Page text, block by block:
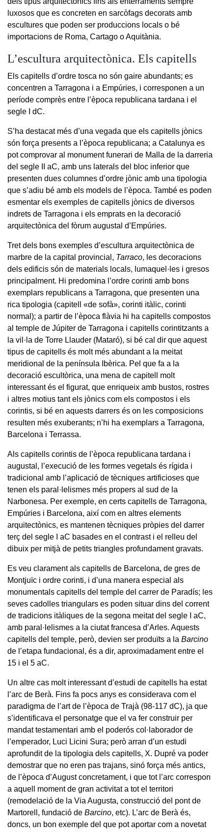
luxosos que es concreten en sarcòfags decorats amb
escultures que poden ser produccions locals o bé
importacions de Roma, Cartago o Aquitània.
L’escultura arquitectònica. Els capitells
Els capitells d’ordre tosca no són gaire abundants; es
concentren a Tarragona i a Empúries, i corresponen a un
període comprès entre l’època republicana tardana i el
segle I dC.
S’ha destacat més d’una vegada que els capitells jònics
són força presents a l’època republicana; a Catalunya es
pot comprovar al monument funerari de Malla de la darreria
del segle II aC, amb uns laterals del bloc inferior que
presenten dues columnes d’ordre jònic amb una tipologia
que s’adiu bé amb els models de l’època. També es poden
esmentar els exemples de capitells jònics de diversos
indrets de Tarragona i els emprats en la decoració
arquitectònica del fòrum augustal d’Empúries.
Tret dels bons exemples d’escultura arquitectònica de
marbre de la capital provincial, Tarraco, les decoracions
dels edificis són de materials locals, lumaquel·les i gresos
principalment. Hi predomina l’ordre corinti amb bons
exemplars republicans a Tarragona, que presenten una
rica tipologia (capitell «de sofà», corinti itàlic, corinti
normal); a partir de l’època flàvia hi ha capitells compostos
al temple de Júpiter de Tarragona i capitells corintitzants a
la vil·la de Torre Llauder (Mataró), si bé cal dir que aquest
tipus de capitells és molt més abundant a la meitat
meridional de la península Ibèrica. Pel que fa a la
decoració escultòrica, una mena de capitell molt
interessant és el figurat, que enriqueix amb bustos, rostres
i altres motius tant els jònics com els compostos i els
corintis, si bé en aquests darrers és on les composicions
resulten més exuberants; n’hi ha exemplars a Tarragona,
Barcelona i Terrassa.
Als capitells corintis de l’època republicana tardana i
augustal, l’execució de les formes vegetals és rígida i
tradicional amb l’aplicació de tècniques artificioses que
tenen els paral·lelismes més propers al sud de la
Narbonesa. Per exemple, en certs capitells de Tarragona,
Empúries i Barcelona, així com en altres elements
arquitectònics, es mantenen tècniques pròpies del darrer
terç del segle I aC basades en el contrast i el relleu del
dibuix per mitjà de petits triangles profundament gravats.
Es veu clarament als capitells de Barcelona, de gres de
Montjuïc i ordre corinti, i d’una manera especial als
monumentals capitells del temple del carrer de Paradís; les
seves cadolles triangulars es poden situar dins del corrent
de tradicions itàliques de la segona meitat del segle I aC,
amb paral·lelismes a la ciutat francesa d’Arles. Aquests
capitells del temple, però, devien ser produïts a la Barcino
de l’etapa fundacional, és a dir, aproximadament entre el
15 i el 5 aC.
Un altre cas molt interessant d’estudi de capitells ha estat
l’arc de Berà. Fins fa pocs anys es considerava com el
paradigma de l’art de l’època de Trajà (98-117 dC), ja que
s’identificava el personatge que el va fer construir per
mandat testamentari amb el poderós col·laborador de
l’emperador, Luci Licini Sura; però arran d’un estudi
aprofundit de la tipologia dels capitells, X. Dupré va poder
demostrar que no eren pas trajans, sinó força més antics,
de l’època d’August concretament, i que tot l’arc correspon
a aquell moment de gran activitat a tot el territori
(remodelació de la Via Augusta, construcció del pont de
Martorell, fundació de Barcino, etc). L’arc de Berà és,
doncs, un bon exemple del que pot aportar com a novetat